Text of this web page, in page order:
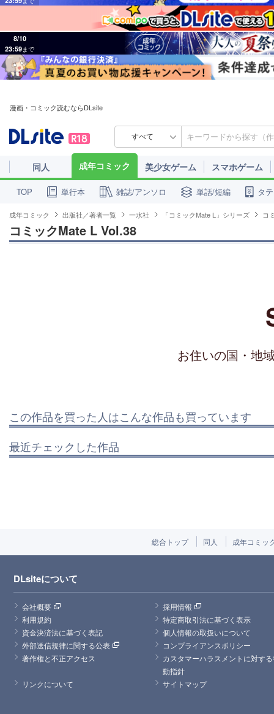
8/10
23:59まで
漫画・コミック読むならDLsite
すべて
同人 成年コミック 美少女ゲーム スマホゲーム
TOP 単行本 雑誌/アンソロ 単話/短編 タ
成年コミック 出版社／著者一覧 一水社 「コミックMate L」シリーズ コ
コミックMate L Vol.38
お住いの国・地
この作品を買った人はこんな作品も買っています
最近チェックした作品
総合トップ 同人 成年コミッ
DLsiteについて
会社概要
採用情報
利用規約
特定商取引法に基づく表示
資金決済法に基づく表記
個人情報の取扱いについて
外部送信規律に関する公表
コンプライアンスポリシー
著作権と不正アクセス
カスタマーハラスメントに対す
動指針
リンクについて
サイトマップ